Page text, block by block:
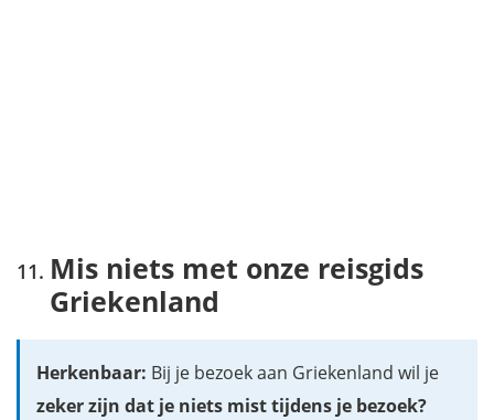
Mis niets met onze reisgids
Griekenland
Herkenbaar: Bij je bezoek aan Griekenland wil je
zeker zijn dat je niets mist tijdens je bezoek?